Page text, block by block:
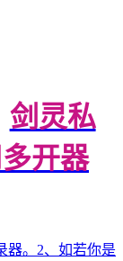
剑灵私
开器
器。2、如若你是